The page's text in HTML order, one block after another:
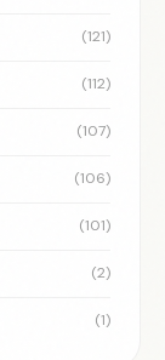
(121)
(112)
(107)
(106)
(101)
(2)
(1)